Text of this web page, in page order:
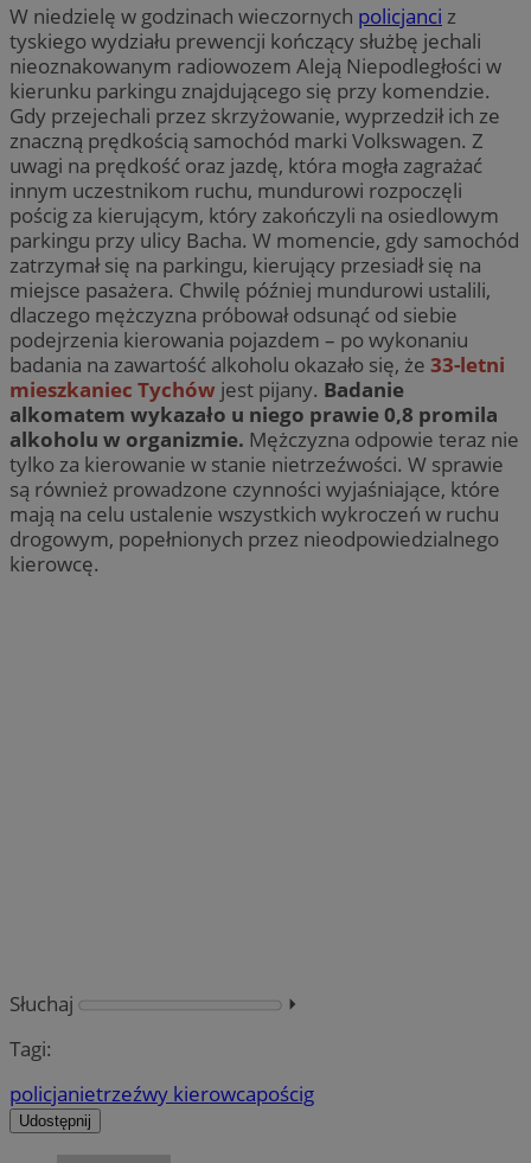
W niedzielę w godzinach wieczornych policjanci z
tyskiego wydziału prewencji kończący służbę jechali
nieoznakowanym radiowozem Aleją Niepodległości w
kierunku parkingu znajdującego się przy komendzie.
Gdy przejechali przez skrzyżowanie, wyprzedził ich ze
znaczną prędkością samochód marki Volkswagen. Z
uwagi na prędkość oraz jazdę, która mogła zagrażać
innym uczestnikom ruchu, mundurowi rozpoczęli
pościg za kierującym, który zakończyli na osiedlowym
parkingu przy ulicy Bacha. W momencie, gdy samochód
zatrzymał się na parkingu, kierujący przesiadł się na
miejsce pasażera. Chwilę później mundurowi ustalili,
dlaczego mężczyzna próbował odsunąć od siebie
podejrzenia kierowania pojazdem – po wykonaniu
badania na zawartość alkoholu okazało się, że 33-letni
mieszkaniec Tychów jest pijany. Badanie
alkomatem wykazało u niego prawie 0,8 promila
alkoholu w organizmie. Mężczyzna odpowie teraz nie
tylko za kierowanie w stanie nietrzeźwości. W sprawie
są również prowadzone czynności wyjaśniające, które
mają na celu ustalenie wszystkich wykroczeń w ruchu
drogowym, popełnionych przez nieodpowiedzialnego
kierowcę.
Słuchaj
⏵︎
Tagi:
policjanietrzeźwy kierowcapościg
Udostępnij